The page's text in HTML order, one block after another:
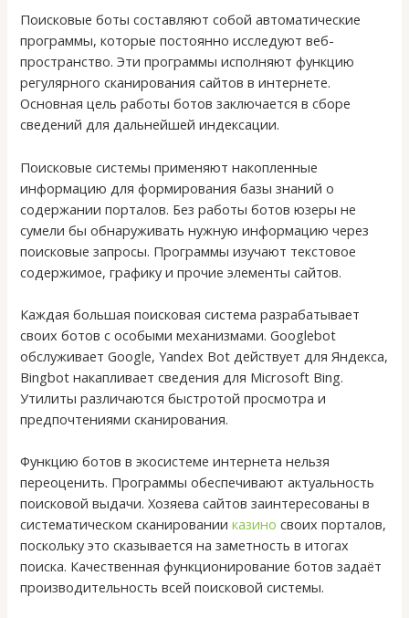
Поисковые боты составляют собой автоматические
программы, которые постоянно исследуют веб-
пространство. Эти программы исполняют функцию
регулярного сканирования сайтов в интернете.
Основная цель работы ботов заключается в сборе
сведений для дальнейшей индексации.
Поисковые системы применяют накопленные
информацию для формирования базы знаний о
содержании порталов. Без работы ботов юзеры не
сумели бы обнаруживать нужную информацию через
поисковые запросы. Программы изучают текстовое
содержимое, графику и прочие элементы сайтов.
Каждая большая поисковая система разрабатывает
своих ботов с особыми механизмами. Googlebot
обслуживает Google, Yandex Bot действует для Яндекса,
Bingbot накапливает сведения для Microsoft Bing.
Утилиты различаются быстротой просмотра и
предпочтениями сканирования.
Функцию ботов в экосистеме интернета нельзя
переоценить. Программы обеспечивают актуальность
поисковой выдачи. Хозяева сайтов заинтересованы в
систематическом сканированииказино своих порталов,
поскольку это сказывается на заметность в итогах
поиска. Качественная функционирование ботов задаёт
производительность всей поисковой системы.